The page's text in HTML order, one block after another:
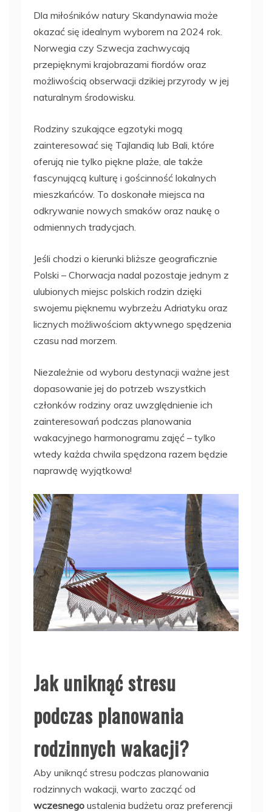
Dla miłośników natury Skandynawia może
okazać się idealnym wyborem na 2024 rok.
Norwegia czy Szwecja zachwycają
przepięknymi krajobrazami fiordów oraz
możliwością obserwacji dzikiej przyrody w jej
naturalnym środowisku.
Rodziny szukające egzotyki mogą
zainteresować się Tajlandią lub Bali, które
oferują nie tylko piękne plaże, ale także
fascynującą kulturę i gościnność lokalnych
mieszkańców. To doskonałe miejsca na
odkrywanie nowych smaków oraz naukę o
odmiennych tradycjach.
Jeśli chodzi o kierunki bliższe geograficznie
Polski – Chorwacja nadal pozostaje jednym z
ulubionych miejsc polskich rodzin dzięki
swojemu pięknemu wybrzeżu Adriatyku oraz
licznych możliwościom aktywnego spędzenia
czasu nad morzem.
Niezależnie od wyboru destynacji ważne jest
dopasowanie jej do potrzeb wszystkich
członków rodziny oraz uwzględnienie ich
zainteresowań podczas planowania
wakacyjnego harmonogramu zajęć – tylko
wtedy każda chwila spędzona razem będzie
naprawdę wyjątkowa!
Jak uniknąć stresu
podczas planowania
rodzinnych wakacji?
Aby uniknąć stresu podczas planowania
rodzinnych wakacji, warto zacząć od
wczesnego ustalenia budżetu oraz preferencji